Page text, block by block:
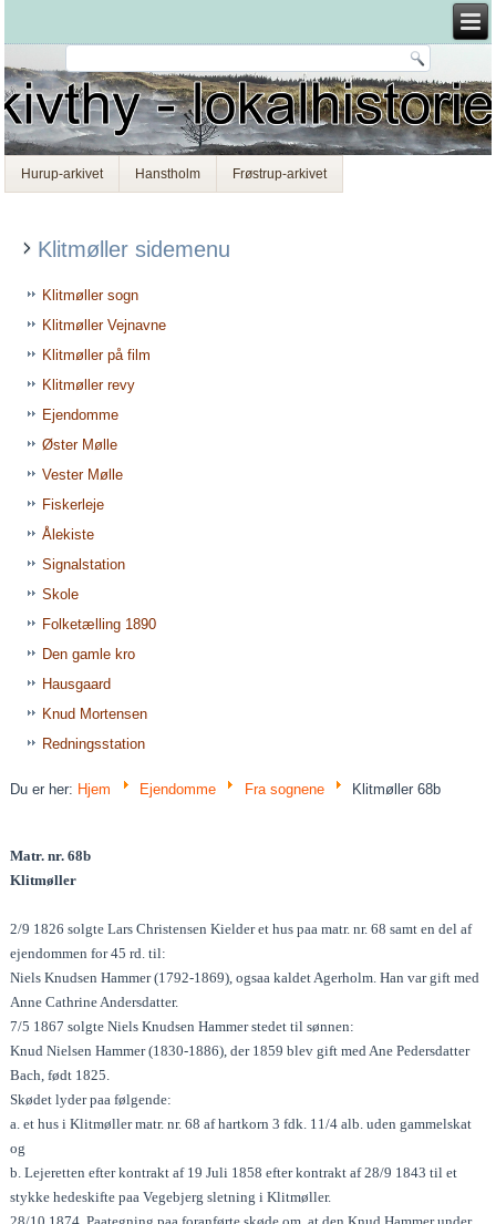
Hurup-arkivet Hanstholm Frøstrup-arkivet
Klitmøller sidemenu
Klitmøller sogn
Klitmøller Vejnavne
Klitmøller på film
Klitmøller revy
Ejendomme
Øster Mølle
Vester Mølle
Fiskerleje
Ålekiste
Signalstation
Skole
Folketælling 1890
Den gamle kro
Hausgaard
Knud Mortensen
Redningsstation
Du er her: Hjem Ejendomme Fra sognene Klitmøller 68b
Matr. nr. 68b
Klitmøller
2/9 1826 solgte Lars Christensen Kielder et hus paa matr. nr. 68 samt en del af
ejendommen for 45 rd. til:
Niels Knudsen Hammer (1792-1869), ogsaa kaldet Agerholm. Han var gift med
Anne Cathrine Andersdatter.
7/5 1867 solgte Niels Knudsen Hammer stedet til sønnen:
Knud Nielsen Hammer (1830-1886), der 1859 blev gift med Ane Pedersdatter
Bach, født 1825.
Skødet lyder paa følgende:
a. et hus i Klitmøller matr. nr. 68 af hartkorn 3 fdk. 11/4 alb. uden gammelskat
og
b. Lejeretten efter kontrakt af 19 Juli 1858 efter kontrakt af 28/9 1843 til et
stykke hedeskifte paa Vegebjerg sletning i Klitmøller.